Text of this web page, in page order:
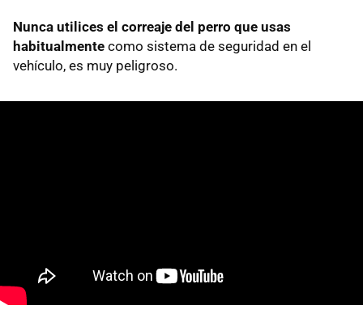
Nunca utilices el correaje del perro que usas
habitualmente como sistema de seguridad en el
vehículo, es muy peligroso.